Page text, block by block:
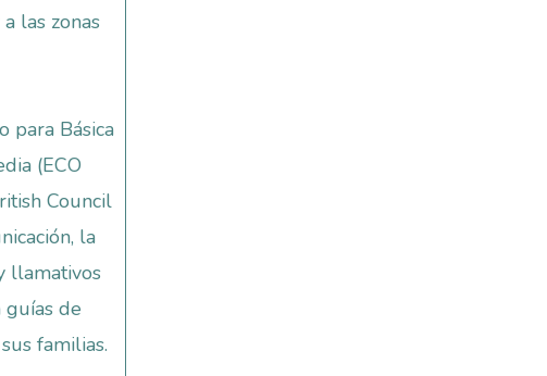
las zonas
para Básica
(ECO
Council
la
llamativos
guías de
familias.